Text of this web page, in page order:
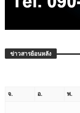
ข่าวสารย้อนหลัง
จ. อ. พ.